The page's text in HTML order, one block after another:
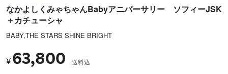
なかよしくみゃちゃんBabyアニバーサリー ソフィーJSK
＋カチューシャ
BABY,THE STARS SHINE BRIGHT
¥ 63,800 送料込